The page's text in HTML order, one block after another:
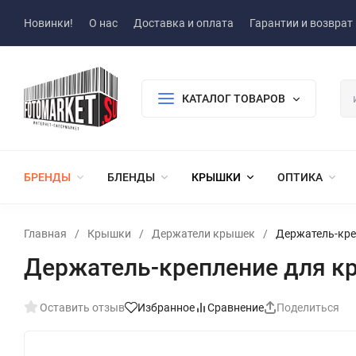
Новинки! О нас Доставка и оплата Гарантии и возврат
КАТАЛОГ ТОВАРОВ
БРЕНДЫ БЛЕНДЫ КРЫШКИ ОПТИКА
Главная / Крышки / Держатели крышек / Держатель-
Держатель-крепление для
Оставить отзыв Избранное Сравнение Поделиться